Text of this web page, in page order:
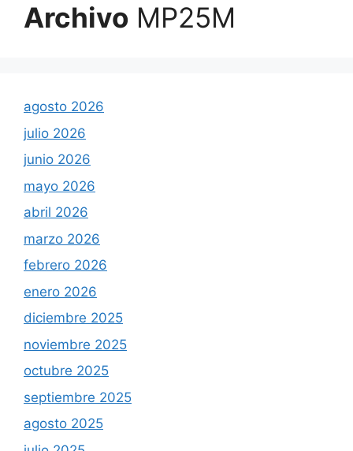
Archivo MP25M
agosto 2026
julio 2026
junio 2026
mayo 2026
abril 2026
marzo 2026
febrero 2026
enero 2026
diciembre 2025
noviembre 2025
octubre 2025
septiembre 2025
agosto 2025